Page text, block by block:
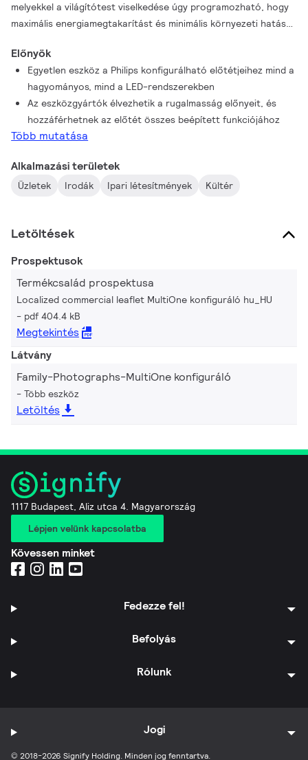
melyekkel a világítótest viselkedése úgy programozható, hogy
maximális energiamegtakarítást és minimális környezeti hatást
rendszer, amelyből a felhasználók az összes Philips
programozható vezérlő funkcióit konfigurálhatják. Soha nem
volt ilyen könnyű kialakítani az adott alkalmazási területnek
legmegfelelőbb rendszert!
Előnyök
Egyetlen eszköz a Philips konfigurálható előtétjeihez mind a
hagyományos, mind a LED-rendszerekben
Az eszközgyártók élvezhetik a rugalmasság előnyeit, és
hozzáférhetnek az előtét összes beépített funkciójához
Több mutatása
Alkalmazási területek
Üzletek Irodák Ipari létesítmények Kültér
Letöltések
Prospektusok
Termékcsalád prospektusa
Localized commercial leaflet MultiOne konfiguráló hu_HU
pdf 404.4 kB
Megtekintés
Látvány
Family-Photographs-MultiOne konfiguráló
Több eszköz
Letöltés
1117 Budapest, Aliz utca 4. Magyarország
Lépjen velünk kapcsolatba
Kövessen minket
Fedezze fel!
Befolyás
Rólunk
© 2018-2026 Signify Holding. Minden jog fenntartva.
Jogi